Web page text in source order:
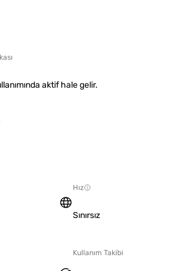
aktif hale gelir.
Hız
Sınırsız
Kullanım Takibi